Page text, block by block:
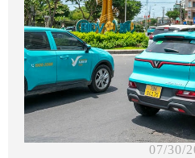
07/30/